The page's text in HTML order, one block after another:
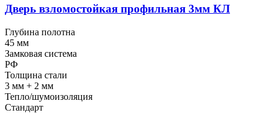
Дверь взломостойкая профильная 3мм КЛ
Глубина полотна
45 мм
Замковая система
РФ
Толщина стали
3 мм + 2 мм
Тепло/шумоизоляция
Стандарт